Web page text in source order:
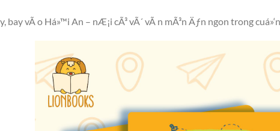
bay vÃ o Há»™i An – nÆ¡i cÃ³ vÃ´ vÃ n mÃ³n Äƒn ngon trong